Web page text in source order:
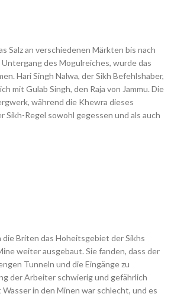
Salz an verschiedenen Märkten bis nach
des Mogulreiches, wurde das
Hari Singh Nalwa, der Sikh Befehlshaber,
mit Gulab Singh, den Raja von Jammu. Die
während die Khewra dieses
Sikh-Regel sowohl gegessen und als auch
die Briten das Hoheitsgebiet der Sikhs
weiter ausgebaut. Sie fanden, dass der
Tunneln und die Eingänge zu
der Arbeiter schwierig und gefährlich
in den Minen war schlecht, und es